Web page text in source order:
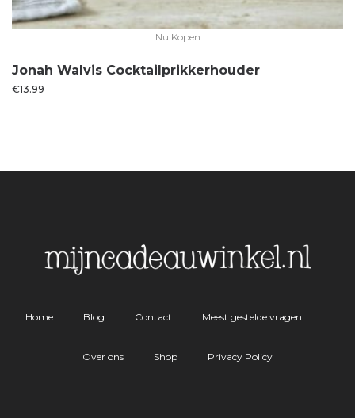
Nu Kopen
Jonah Walvis Cocktailprikkerhouder
€13.99
Home Blog Contact Meest gestelde vragen
Over ons Shop Privacy Policy